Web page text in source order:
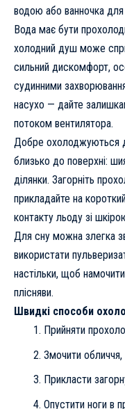
водою або ванночка
Вода має бути
холодний душ може
сильний дискомфорт,
судинними
насухо — дайте
потоком вентилятора.
Добре охолоджуються
близько до поверхні:
ділянки. Загорніть
прикладайте на
контакту льоду зі
Для сну можна злегка
використати
настільки, щоб
плісняви.
Швидкі способи
Прийняти
Змочити
Прикласти
Опустити ноги в